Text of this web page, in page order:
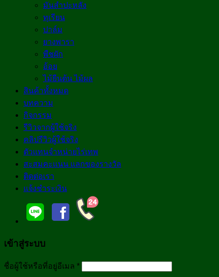
มันสำปะหลัง
ทุเรียน
ปาล์ม
ยางพารา
พืชผัก
อ้อย
ไม้ยืนต้น ไม้ผล
สินค้าทั้งหมด
บทความ
กิจกรรม
รีวิวจากผู้ใช้จริง
คลิปรีวิวผู้ใช้จริง
ตัวแทนจำหน่ายไร่เทพ
สะสมคะแนน แลกของรางวัล
ติดต่อเรา
แจ้งชำระเงิน
เข้าสู่ระบบ
ชื่อผู้ใช้หรือที่อยู่อีเมล *